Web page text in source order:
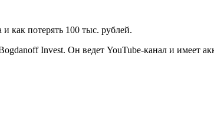
как потерять 100 тыс. рублей.
Invest. Он ведет YouTube-канал и имеет